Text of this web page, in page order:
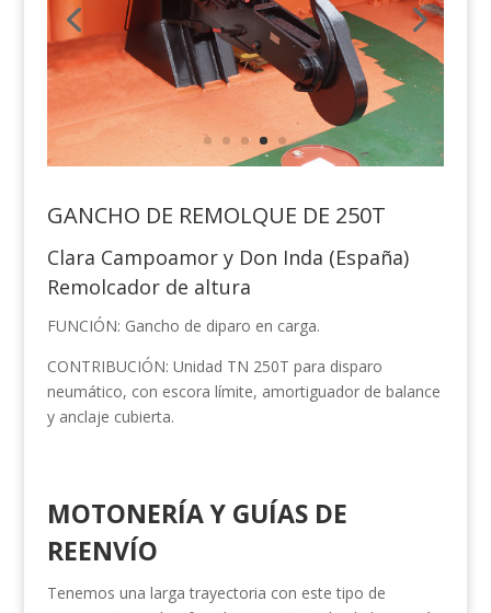
GANCHO DE REMOLQUE DE 250T
Clara Campoamor y Don Inda (España)
Remolcador de altura
FUNCIÓN: Gancho de diparo en carga.
CONTRIBUCIÓN: Unidad TN 250T para disparo
neumático, con escora límite, amortiguador de balance
y anclaje cubierta.
MOTONERÍA Y GUÍAS DE
REENVÍO
Tenemos una larga trayectoria con este tipo de